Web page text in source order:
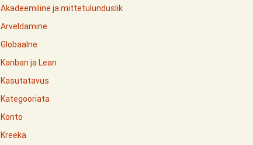
Akadeemiline ja mittetulunduslik
Arveldamine
Globaalne
Kanban ja Lean
Kasutatavus
Kategooriata
Konto
Kreeka